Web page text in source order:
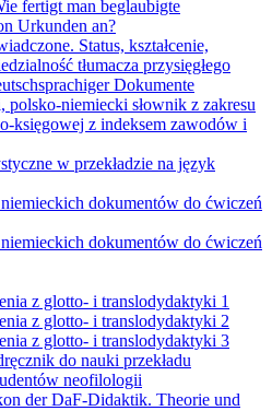
fertigt man beglaubigte
Urkunden an?
Status, kształcenie,
tłumacza przysięgłego
Dokumente
polsko-niemiecki słownik z zakresu
księgowej z indeksem zawodów i
w przekładzie na język
dokumentów do ćwiczeń
dokumentów do ćwiczeń
z glotto- i translodydaktyki 1
z glotto- i translodydaktyki 2
z glotto- i translodydaktyki 3
do nauki przekładu
neofilologii
der DaF-Didaktik. Theorie und